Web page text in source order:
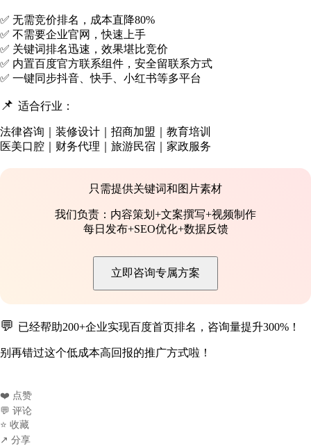
✅ 无需竞价排名，成本直降80%
✅ 不需要企业官网，快速上手
✅ 关键词排名迅速，效果堪比竞价
✅ 内置百度官方联系组件，安全留联系方式
✅ 一键同步抖音、快手、小红书等多平台
📌 适合行业：
法律咨询｜装修设计｜招商加盟｜教育培训
医美口腔｜财务代理｜旅游民宿｜家政服务
只需提供关键词和图片素材
我们负责：内容策划+文案撰写+视频制作
每日发布+SEO优化+数据反馈
立即咨询专属方案
💬 已经帮助200+企业实现百度首页排名，咨询量提升300%！
别再错过这个低成本高回报的推广方式啦！
❤️ 点赞
💬 评论
⭐ 收藏
↗️ 分享